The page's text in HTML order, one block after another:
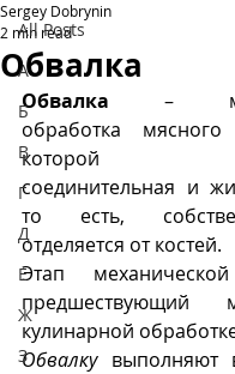
All Posts
А
Б
В
Г
Д
Е
Ж
З
Обвалка
Sergey Dobrynin
2 min read
Обвалка –
обработка
которой
соединительная и
то есть,
отделяется от костей.
Этап
предшествующий
кулинарной
Обвалку выполняют